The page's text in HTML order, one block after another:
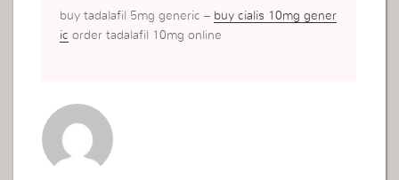
buy tadalafil 5mg generic – buy cialis 10mg gener
ic order tadalafil 10mg online